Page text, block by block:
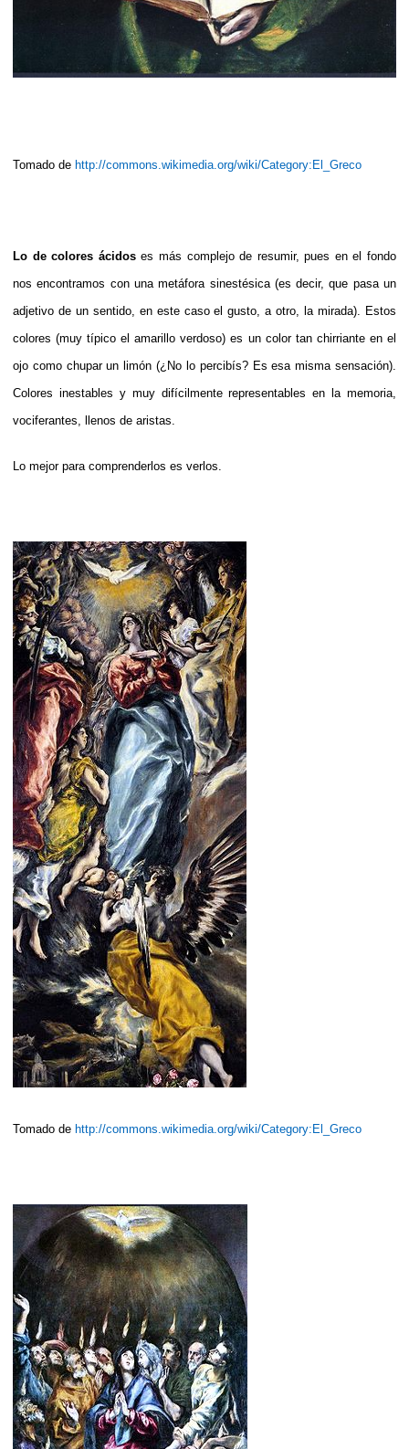
Tomado de http://commons.wikimedia.org/wiki/Category:El_Greco
Lo de colores ácidoses más complejo de resumir, pues en el fondo
nos encontramos con una metáfora sinestésica (es decir, que pasa un
adjetivo de un sentido, en este caso el gusto, a otro, la mirada). Estos
colores (muy típico el amarillo verdoso) es un color tan chirriante en el
ojo como chupar un limón (¿No lo percibís? Es esa misma sensación).
Colores inestables y muy difícilmente representables en la memoria,
vociferantes, llenos de aristas.
Lo mejor para comprenderlos es verlos.
Tomado de http://commons.wikimedia.org/wiki/Category:El_Greco